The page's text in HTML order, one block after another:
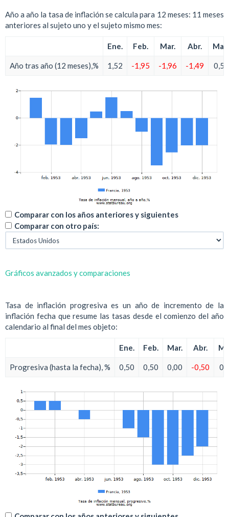
Año a año la tasa de inflación se calcula para 12 meses: 11 meses
anteriores al sujeto uno y el sujeto mismo mes:
Ene. Feb. Mar. Abr. May.
Año tras año (12 meses),% 1,52 -1,95 -1,96 -1,49 0,50
Comparar con los años anteriores y siguientes
Comparar con otro país:
Gráficos avanzados y comparaciones
Tasa de inflación progresiva es un año de incremento de la
inflación fecha que resume las tasas desde el comienzo del año
calendario al final del mes objeto:
Ene. Feb. Mar. Abr.
Progresiva (hasta la fecha), % 0,50 0,50 0,00 -0,50